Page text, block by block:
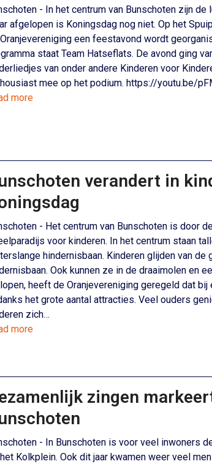
- In het centrum van Bunschoten zijn
afgelopen is Koningsdag nog niet. Op het
een feestavond wordt
staat Team Hatseflats. De avond ging
van onder andere Kinderen voor
mee op het podium. https://youtu.be/
more
verandert in
- Het centrum van Bunschoten is door
voor kinderen. In het centrum staan
hindernisbaan. Kinderen glijden van de
Ook kunnen ze in de draaimolen en
heeft de Oranjevereniging geregeld dat
het grote aantal attracties. Veel ouders
zich…
more
zingen
- In Bunschoten is voor veel inwoners
Kolkplein. Ook dit jaar kwamen weer veel